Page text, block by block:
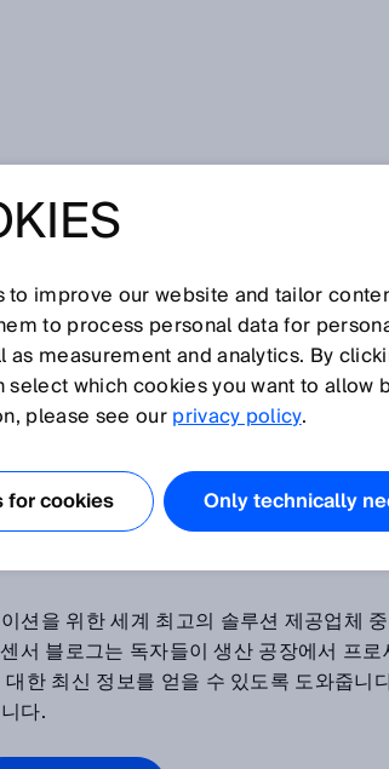
BLOG
션을 위한 세계 최고의 솔루션 제공업체
서 블로그는 독자들이 생산 공장에서 프로
한 최신 정보를 얻을 수 있도록 도와줍니
다.
improve our website and tailor
to process personal data for
measurement and analytics. By
which cookies you want to allow
please see ourprivacy policy.
for cookies Only technically